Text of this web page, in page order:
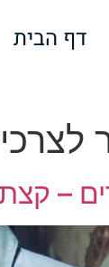
דף הבית
–